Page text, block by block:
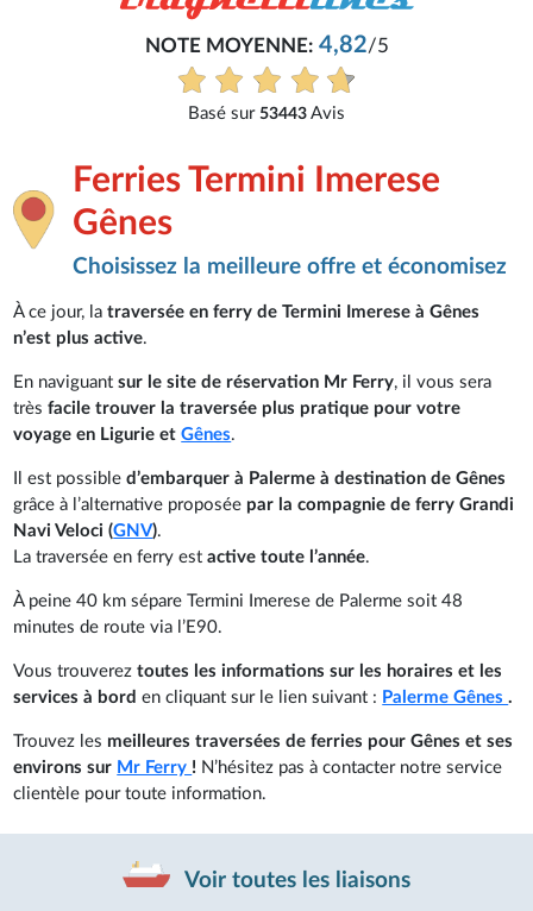
NOTE MOYENNE:4,82/5
Basé sur 53443 Avis
Ferries Termini Imerese
Gênes
Choisissez la meilleure offre et économisez
À ce jour, latraversée en ferry de Termini Imerese à Gênes
n’est plus active.
En naviguantsur le site de réservation Mr Ferry, il vous sera
trèsfacile trouver la traversée plus pratique pour votre
voyage en Ligurie etGênes.
Il est possibled’embarquer à Palerme à destination de Gênes
grâce à l’alternative proposée par la compagnie de ferry Grandi
Navi Veloci (GNV).
La traversée en ferry estactive toute l’année.
À peine 40 km sépare Termini Imerese de Palerme soit 48
minutes de route via l’E90.
Vous trouvereztoutes les informations sur les horaires et les
services à bord en cliquant sur le lien suivant : Palerme Gênes.
Trouvez les meilleures traversées de ferries pour Gênes et ses
environs sur Mr Ferry ! N’hésitez pas à contacter notre service
clientèle pour toute information.
Voir toutes les liaisons